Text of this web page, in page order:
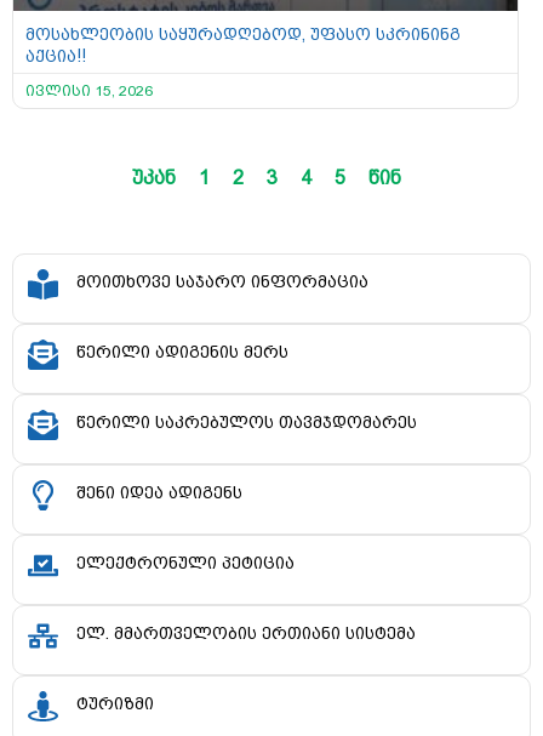
მოსახლეობის საყურადღებოდ, უფასო სკრინინგ
აქცია!!
ივლისი 15, 2026
უკან 1 2 3 4 5 წინ
მოითხოვე საჯარო ინფორმაცია
წერილი ადიგენის მერს
წერილი საკრებულოს თავმჯდომარეს
შენი იდეა ადიგენს
ელექტრონული პეტიცია
ელ. მმართველობის ერთიანი სისტემა
ტურიზმი